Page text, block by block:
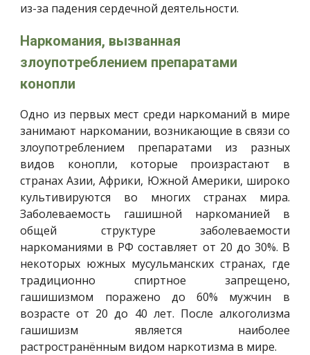
из-за падения сердечной деятельности.
Наркомания, вызванная
злоупотреблением препаратами
конопли
Одно из первых мест среди наркоманий в мире
занимают наркомании, возникающие в связи со
злоупотреблением препаратами из разных
видов конопли, которые произрастают в
странах Азии, Африки, Южной Америки, широко
культивируются во многих странах мира.
Заболеваемость гашишной наркоманией в
общей структуре заболеваемости
наркоманиями в РФ составляет от 20 до 30%. В
некоторых южных мусульманских странах, где
традиционно спиртное запрещено,
гашишизмом поражено до 60% мужчин в
возрасте от 20 до 40 лет. После алкоголизма
гашишизм является наиболее
растространённым видом наркотизма в мире.